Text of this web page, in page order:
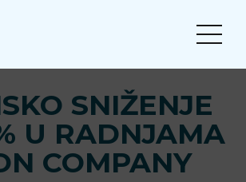
SNIŽENJE
U RADNJAMA
COMPANY